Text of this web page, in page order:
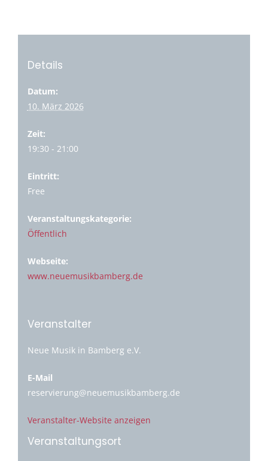
Details
Datum:
10. März 2026
Zeit:
19:30 - 21:00
Eintritt:
Free
Veranstaltungskategorie:
Öffentlich
Webseite:
www.neuemusikbamberg.de
Veranstaltungsort
Veranstalter
Neue Musik in Bamberg e.V.
E-Mail
reservierung@neuemusikbamberg.de
Veranstalter-Website anzeigen